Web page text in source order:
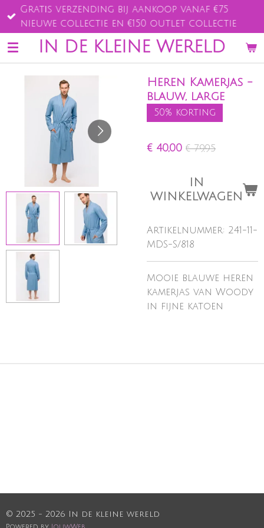
Ga
direct
naar
de
IN DE KLEINE WERELD
Gratis verzending bij aankoop vanaf €75
nieuwe collectie en €150 outlet collectie
Heren Kamerjas -
blauw, large
50% korting
€ 40,00 € 79,95
IN
WINKELWAGEN
Artikelnummer: 241-11-
MDS-S/818
Mooie blauwe heren
kamerjas van Woody
in fijne katoen
© 2025 - 2026 In de kleine wereld